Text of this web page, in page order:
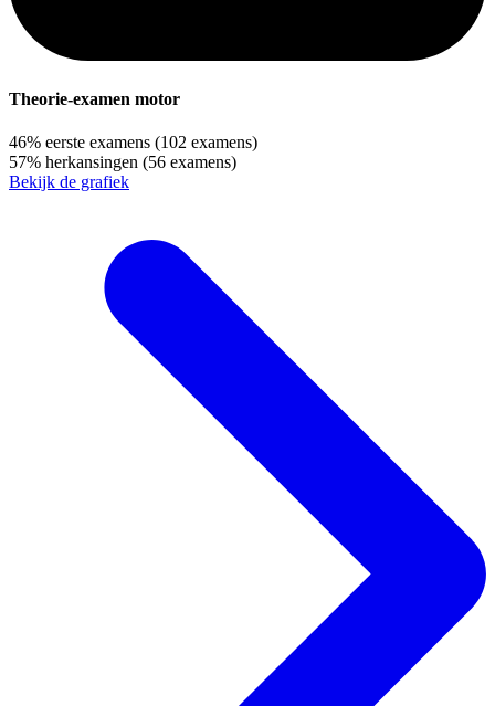
Theorie-examen motor
46% eerste examens (102 examens)
57% herkansingen (56 examens)
Bekijk de grafiek